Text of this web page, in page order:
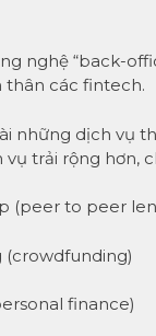
nghệ “back-
các fintech.
những dịch vụ
trải rộng hơn,
(peer to peer
(crowdfunding)
finance)